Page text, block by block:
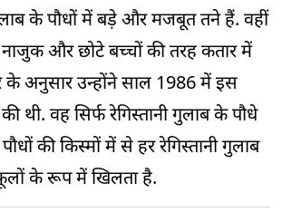
के पौधों में बड़े और मजबूत तने हैं. वहीं
और छोटे बच्चों की तरह कतार में
अनुसार उन्‍होंने साल 1986 में इस
थी. वह सिर्फ रेगिस्तानी गुलाब के पौधे
की किस्मों में से हर रेगिस्तानी गुलाब
के रूप में खिलता है.